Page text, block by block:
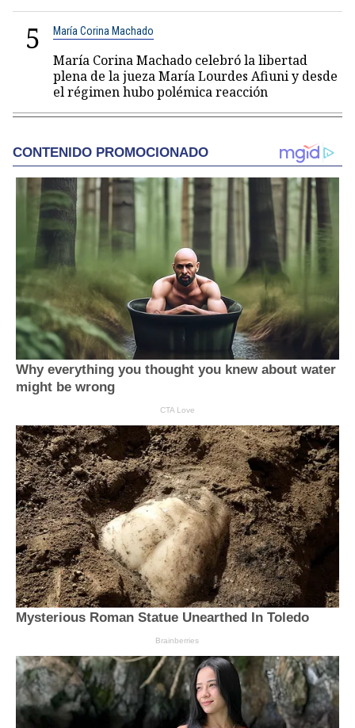
5 María Corina Machado
María Corina Machado celebró la libertad
plena de la jueza María Lourdes Afiuni y desde
el régimen hubo polémica reacción